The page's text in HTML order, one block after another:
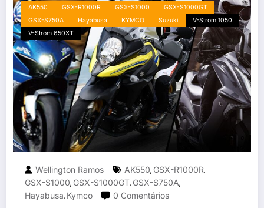
AK550 GSX-R1000R GSX-S1000
GSX-S1000GT
GSX-S750A
Hayabusa KYMCO Suzuki
V-Strom 1050
V-Strom 650XT
Wellington Ramos AK550, GSX-R1000R,
GSX-S1000, GSX-S1000GT, GSX-S750A,
Hayabusa, Kymco 0 Comentários